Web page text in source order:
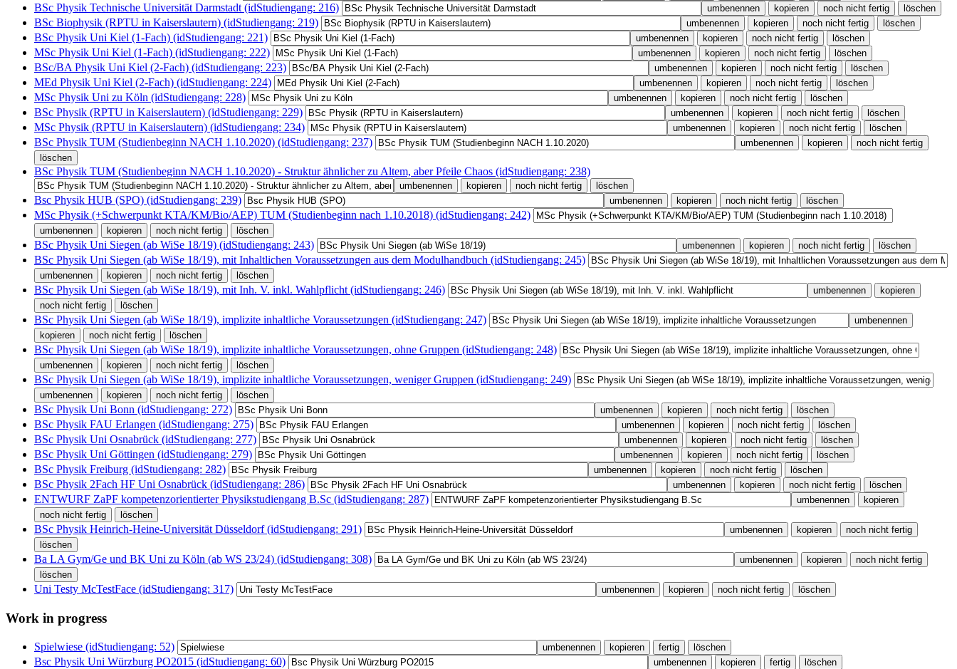
BSc Physik Technische Universität Darmstadt (idStudiengang: 216)
BSc Biophysik (RPTU in Kaiserslautern) (idStudiengang: 219)
BSc Physik Uni Kiel (1-Fach) (idStudiengang: 221)
MSc Physik Uni Kiel (1-Fach) (idStudiengang: 222)
BSc/BA Physik Uni Kiel (2-Fach) (idStudiengang: 223)
MEd Physik Uni Kiel (2-Fach) (idStudiengang: 224)
MSc Physik Uni zu Köln (idStudiengang: 228)
BSc Physik (RPTU in Kaiserslautern) (idStudiengang: 229)
MSc Physik (RPTU in Kaiserslautern) (idStudiengang: 234)
BSc Physik TUM (Studienbeginn NACH 1.10.2020) (idStudiengang: 237)
BSc Physik TUM (Studienbeginn NACH 1.10.2020) - Struktur ähnlicher zu Altem, aber Pfeile Chaos (idStudiengang: 238)
Bsc Physik HUB (SPO) (idStudiengang: 239)
MSc Physik (+Schwerpunkt KTA/KM/Bio/AEP) TUM (Studienbeginn nach 1.10.2018) (idStudiengang: 242)
BSc Physik Uni Siegen (ab WiSe 18/19) (idStudiengang: 243)
BSc Physik Uni Siegen (ab WiSe 18/19), mit Inhaltlichen Voraussetzungen aus dem Modulhandbuch (idStudiengang: 245)
BSc Physik Uni Siegen (ab WiSe 18/19), mit Inh. V. inkl. Wahlpflicht (idStudiengang: 246)
BSc Physik Uni Siegen (ab WiSe 18/19), implizite inhaltliche Voraussetzungen (idStudiengang: 247)
BSc Physik Uni Siegen (ab WiSe 18/19), implizite inhaltliche Voraussetzungen, ohne Gruppen (idStudiengang: 248)
BSc Physik Uni Siegen (ab WiSe 18/19), implizite inhaltliche Voraussetzungen, weniger Gruppen (idStudiengang: 249)
BSc Physik Uni Bonn (idStudiengang: 272)
BSc Physik FAU Erlangen (idStudiengang: 275)
BSc Physik Uni Osnabrück (idStudiengang: 277)
BSc Physik Uni Göttingen (idStudiengang: 279)
BSc Physik Freiburg (idStudiengang: 282)
BSc Physik 2Fach HF Uni Osnabrück (idStudiengang: 286)
ENTWURF ZaPF kompetenzorientierter Physikstudiengang B.Sc (idStudiengang: 287)
BSc Physik Heinrich-Heine-Universität Düsseldorf (idStudiengang: 291)
Ba LA Gym/Ge und BK Uni zu Köln (ab WS 23/24) (idStudiengang: 308)
Uni Testy McTestFace (idStudiengang: 317)
Work in progress
Spielwiese (idStudiengang: 52)
Bsc Physik Uni Würzburg PO2015 (idStudiengang: 60)